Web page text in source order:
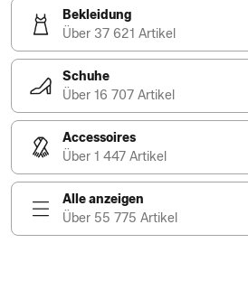
Bekleidung
Über 37 621 Artikel
Schuhe
Über 16 707 Artikel
Accessoires
Über 1 447 Artikel
Alle anzeigen
Über 55 775 Artikel